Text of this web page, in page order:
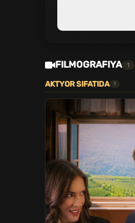
FILMOGRAFIYA 1
AKTYOR SIFATIDA 1